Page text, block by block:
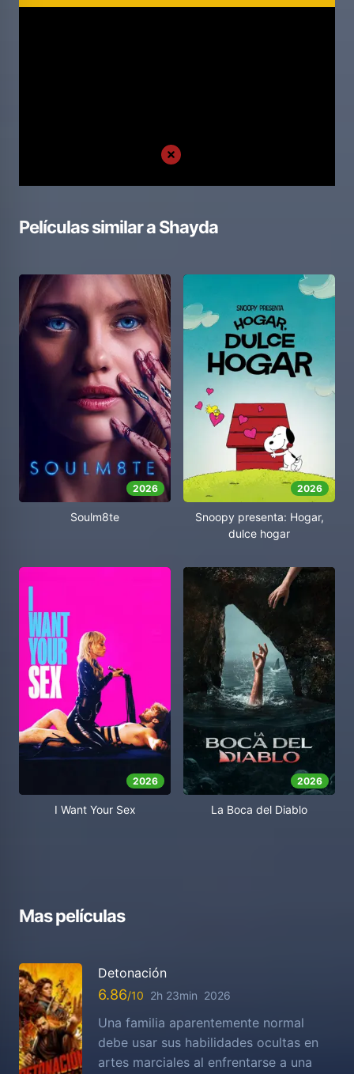
Películas similar aShayda
2026
Soulm8te
2026
Snoopy presenta: Hogar,
dulce hogar
2026
I Want Your Sex
2026
La Boca del Diablo
Mas películas
Detonación
6.86 2h 23min 2026
Una familia aparentemente normal
debe usar sus habilidades ocultas en
artes marciales al enfrentarse a una